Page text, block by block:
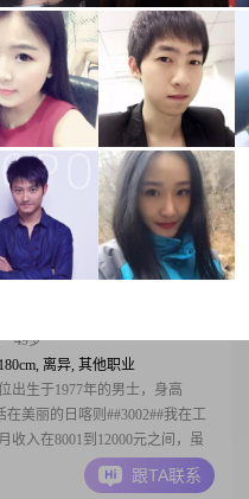
前还在朝着目标努力##3002##可
##3002##
跟TA联系
离异, 销售总监
出生于1980年的女士，身高
在拉萨市##3002##我的月收入在
，虽然不是很高，但足以让我过
我拥有大专学历，虽然不
跟TA联系
49岁
离异, 其他职业
出生于1977年的男士，身高
在美丽的日喀则##3002##我在工
收入在8001到12000元之间，虽
我一直保持着学习的热情，不断
性格方面，我自认为是一个稳重
跟TA联系